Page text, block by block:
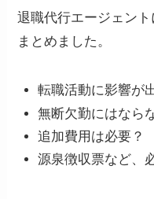
退職代行エージェン
まとめました。
転職活動に影響が
無断欠勤にはなら
追加費用は必要？
源泉徴収票など、